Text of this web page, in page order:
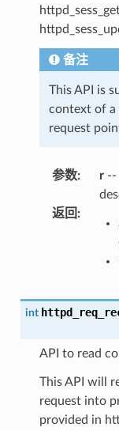
备注
This API is
context of a
request
参数: r--
返回 :
int
API to read
This API will
request into
provided in